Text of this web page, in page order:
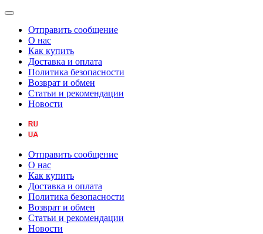
Отправить сообщение
О нас
Как купить
Доставка и оплата
Политика безопасности
Возврат и обмен
Статьи и рекомендации
Новости
Отправить сообщение
О нас
Как купить
Доставка и оплата
Политика безопасности
Возврат и обмен
Статьи и рекомендации
Новости